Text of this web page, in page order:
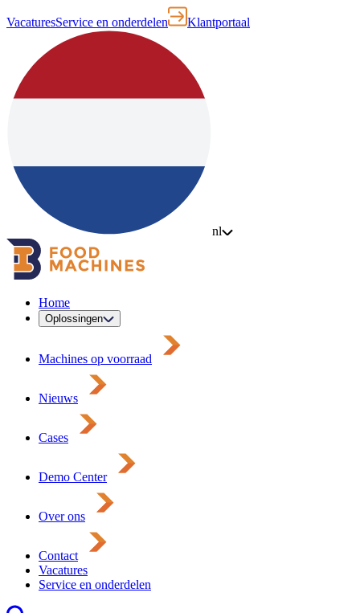
VacaturesService en onderdelen Klantportaal
nl
Home
Oplossingen
Machines op voorraad
Nieuws
Cases
Demo Center
Over ons
Contact
Vacatures
Service en onderdelen